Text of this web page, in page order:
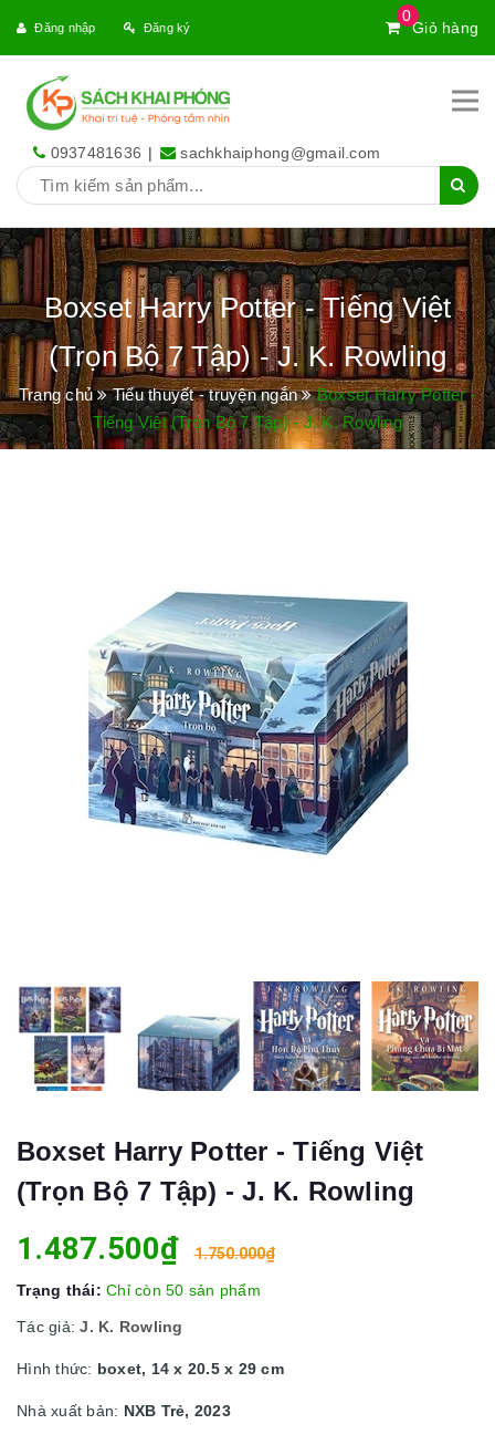
0
Giỏ hàng
Đăng nhập Đăng ký
0937481636 | sachkhaiphong@gmail.com
Boxset Harry Potter - Tiếng Việt
(Trọn Bộ 7 Tập) - J. K. Rowling
Trang chủ Tiểu thuyết - truyện ngắn
Boxset Harry Potter -
Tiếng Việt (Trọn Bộ 7 Tập) - J. K. Rowling
Boxset Harry Potter - Tiếng Việt
(Trọn Bộ 7 Tập) - J. K. Rowling
1.487.500₫ 1.750.000₫
Trạng thái: Chỉ còn 50 sản phẩm
Tác giả:J. K. Rowling
Hình thức: boxet, 14 x 20.5 x 29 cm
Nhà xuất bản: NXB Trẻ, 2023